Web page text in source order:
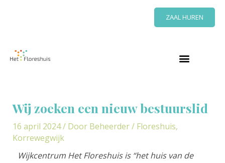
ZAAL HUREN
Wij zoeken een nieuw bestuurslid
16 april 2024/ Door Beheerder/ Floreshuis,
Korrewegwijk
Wijkcentrum Het Floreshuis is “het huis van de